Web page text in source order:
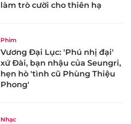
làm trò cười cho thiên hạ
Phim
Vương Đại Lục: 'Phú nhị đại'
xứ Đài, bạn nhậu của Seungri,
hẹn hò 'tình cũ Phùng Thiệu
Phong'
Nhạc